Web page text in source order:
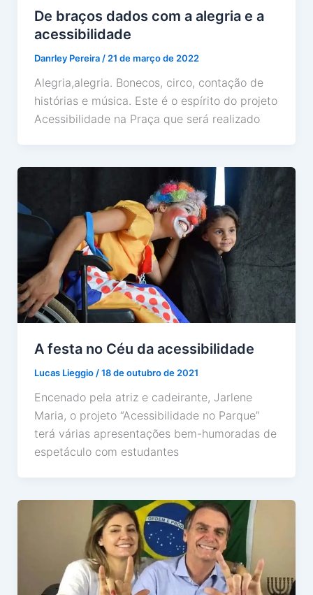
De braços dados com a alegria e a
acessibilidade
Danrley Pereira / 21 de março de 2022
Alegria,alegria. Bonecos, circo, contação de
histórias e música. Este é o espírito do projeto
Acessibilidade na Praça que será realizado
A festa no Céu da acessibilidade
Lucas Lieggio/18 de outubro de 2021
Encenado pela atriz e cadeirante, Jarlene
Maria, o projeto “Acessibilidade no Parque”
terá várias apresentações bem-humoradas de
espetáculo com estudantes